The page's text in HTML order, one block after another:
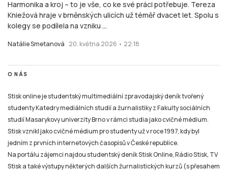
Harmonika a kroj – to je vše, co ke své práci potřebuje. Tereza
Kniežová hraje v brněnských ulicích už téměř dvacet let. Spolu s
kolegy se podílela na vzniku ...
Natálie Smetanová 20. května 2026 • 22:18
O NÁS
Stisk online je studentský multimediální zpravodajský deník tvořený
studenty Katedry mediálních studií a žurnalistiky z Fakulty sociálních
studií Masarykovy univerzity Brno v rámci studia jako cvičné médium.
Stisk vznikl jako cvičné médium pro studenty už v roce 1997, kdy byl
jedním z prvních internetových časopisů v České republice.
Na portálu zájemci najdou studentský deník Stisk Online, Rádio Stisk, TV
Stisk a také výstupy některých dalších žurnalistických kurzů (s přesahem